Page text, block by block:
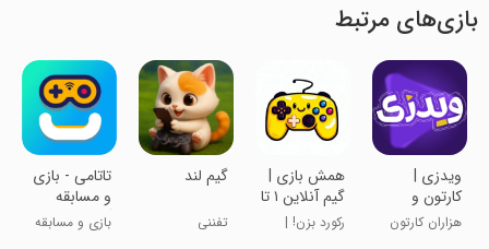
بازی‌های مرتبط
‏‏‏‏‏ویدزی |
کارتون و
انیمیشن
هزاران کارتون
‏‏‏‏‏‏‏‏همش بازی |
گیم آنلاین ۱ تا
۴ نفره
رکورد بزن! |
‏‏‏‏‏‏‏‏‏گیم لند
تفننی
تاتامی - بازی
و مسابقه
آنلاین
بازی و مسابقه‌